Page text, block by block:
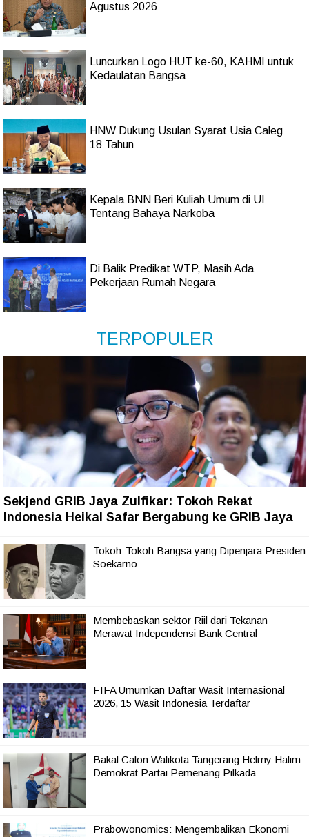
Agustus 2026
Luncurkan Logo HUT ke-60, KAHMI untuk
Kedaulatan Bangsa
HNW Dukung Usulan Syarat Usia Caleg
18 Tahun
Kepala BNN Beri Kuliah Umum di UI
Tentang Bahaya Narkoba
Di Balik Predikat WTP, Masih Ada
Pekerjaan Rumah Negara
TERPOPULER
Sekjend GRIB Jaya Zulfikar: Tokoh Rekat
Indonesia Heikal Safar Bergabung ke GRIB Jaya
Tokoh-Tokoh Bangsa yang Dipenjara Presiden
Soekarno
Membebaskan sektor Riil dari Tekanan
Merawat Independensi Bank Central
FIFA Umumkan Daftar Wasit Internasional
2026, 15 Wasit Indonesia Terdaftar
Bakal Calon Walikota Tangerang Helmy Halim:
Demokrat Partai Pemenang Pilkada
Prabowonomics: Mengembalikan Ekonomi